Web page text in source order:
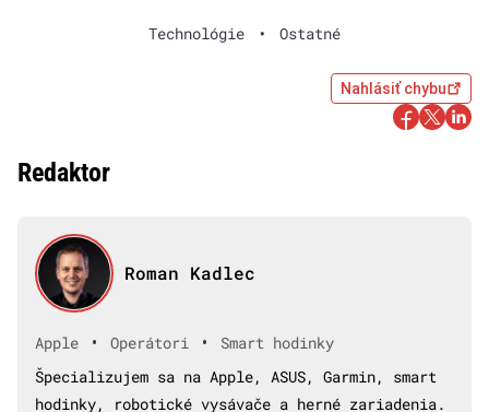
Technológie • Ostatné
Nahlásiť chybu
Redaktor
Roman Kadlec
Apple • Operátori •
Smart hodinky
Špecializujem sa na Apple, ASUS, Garmin, smart
hodinky, robotické vysávače a herné zariadenia.